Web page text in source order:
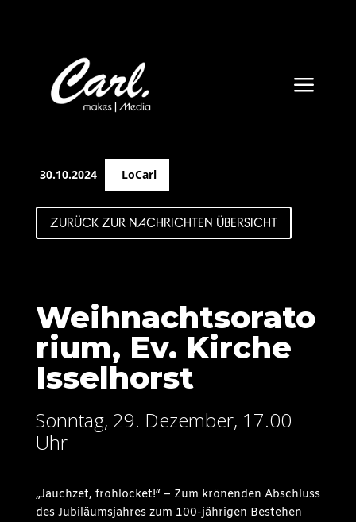
a
30.10.2024 LoCarl
ZURÜCK ZUR NACHRICHTEN ÜBERSICHT
Weihnachtsorato
rium, Ev. Kirche
Isselhorst
Sonntag, 29. Dezember, 17.00
Uhr
„Jauchzet, frohlocket!“ – Zum krönenden Abschluss
des Jubiläumsjahres zum 100-jährigen Bestehen